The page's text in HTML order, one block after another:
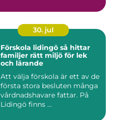
30. jul
Förskola lidingö så hittar
familjer rätt miljö för lek
och lärande
Att välja förskola är ett av de
första stora besluten många
vårdnadshavare fattar. På
Lidingö finns ...